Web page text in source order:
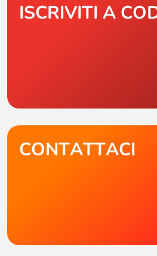
ISCRIVITI A
CONTATTACI